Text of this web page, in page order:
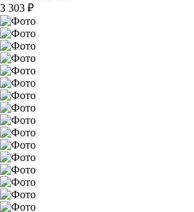
3 303 ₽